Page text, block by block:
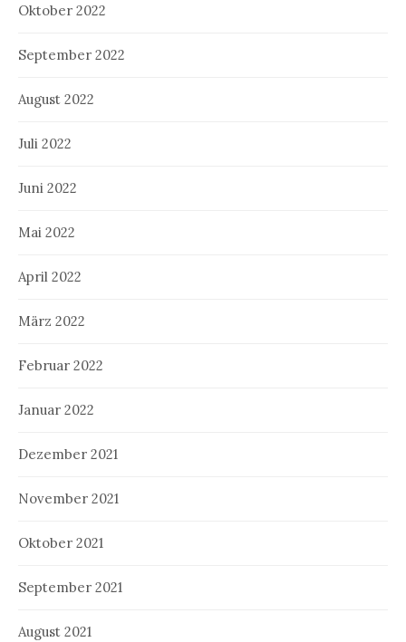
Oktober 2022
September 2022
August 2022
Juli 2022
Juni 2022
Mai 2022
April 2022
März 2022
Februar 2022
Januar 2022
Dezember 2021
November 2021
Oktober 2021
September 2021
August 2021